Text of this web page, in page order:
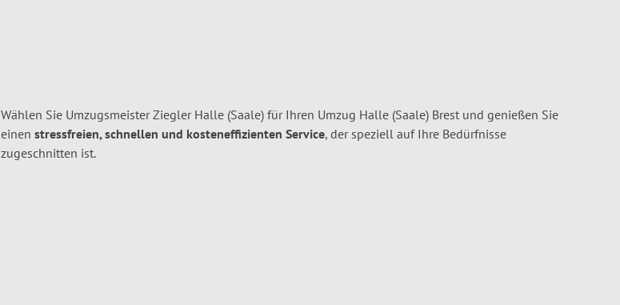
Wählen Sie Umzugsmeister Ziegler Halle (Saale) für Ihren Umzug Halle (Saale) Brest und genießen Sie
einen stressfreien, schnellen und kosteneffizienten Service, der speziell auf Ihre Bedürfnisse
zugeschnitten ist.